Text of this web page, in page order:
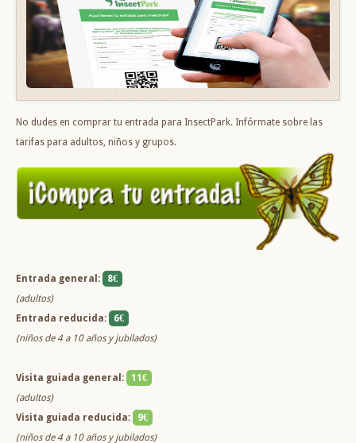
No dudes en comprar tu entrada para InsectPark. Infórmate sobre las
tarifas para adultos, niños y grupos.
Entrada general:
8€
(adultos)
Entrada reducida:
6€
(niños de 4 a 10 años y jubilados)
Visita guiada general:
11€
(adultos)
Visita guiada reducida:
9€
(niños de 4 a 10 años y jubilados)